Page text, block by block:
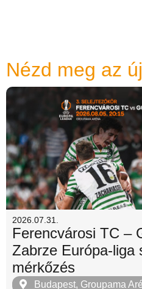
Nézd meg az
2026.07.31.
Ferencvárosi TC –
Zabrze Európa-liga
mérkőzés
Budapest, Groupama